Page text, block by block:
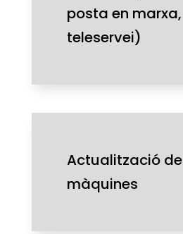
posta en marxa,
teleservei)
Actualització de
màquines